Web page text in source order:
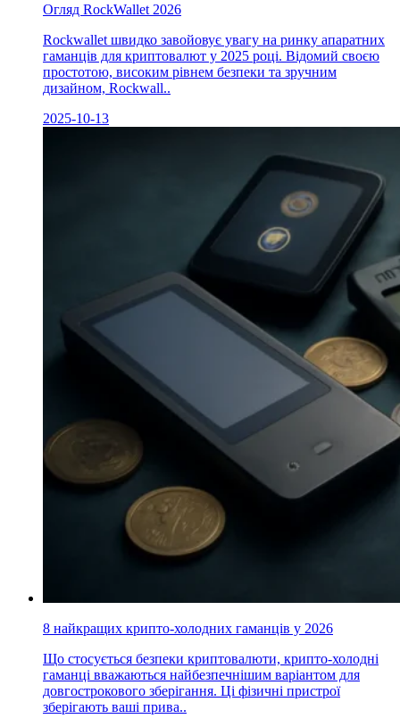
Огляд RockWallet 2026
Rockwallet швидко завойовує увагу на ринку апаратних
гаманців для криптовалют у 2025 році. Відомий своєю
простотою, високим рівнем безпеки та зручним
дизайном, Rockwall..
2025-10-13
8 найкращих крипто-холодних гаманців у 2026
Що стосується безпеки криптовалюти, крипто-холодні
гаманці вважаються найбезпечнішим варіантом для
довгострокового зберігання. Ці фізичні пристрої
зберігають ваші прива..